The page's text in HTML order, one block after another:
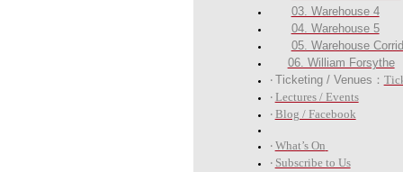
03. Warehouse 4
04. Warehouse 5
05. Warehouse
06. William Forsythe
‧ Ticketing / Venues：
‧ Lectures / Events
‧ Blog / Facebook
‧ What’s On
‧ Subscribe to Us